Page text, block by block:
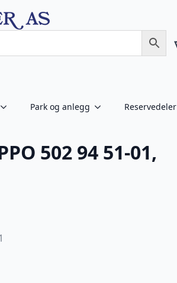
Park og anlegg Reservedeler
502 94 51-01,